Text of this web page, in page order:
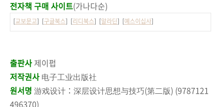
전자책 구매 사이트(가나다순)
[교보문고] [구글북스] [리디북스] [알라딘] [예스이십사]
출판사 제이펍
저작권사 电子工业出版社
원서명 游戏设计：深层设计思想与技巧(第二版) (9787121
496370)